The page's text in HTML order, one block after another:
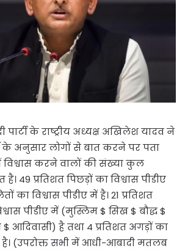
पार्टी के राष्ट्रीय अध्यक्ष अखिलेश यादव ने
अनुसार लोगों से बात करने पर पता
विश्वास करने वालों की संख्या कुल
49 प्रतिशत पिछड़ों का विश्वास पीडीए
का विश्वास पीडीए में है। 21 प्रतिशत
पीडीए में (मुस्लिम $ सिख $ बौद्ध $
आदिवासी) है तथा 4 प्रतिशत अगड़ों का
है। (उपरोक्त सभी में आधी-आबादी मतलब